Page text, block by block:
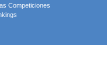
Competiciones